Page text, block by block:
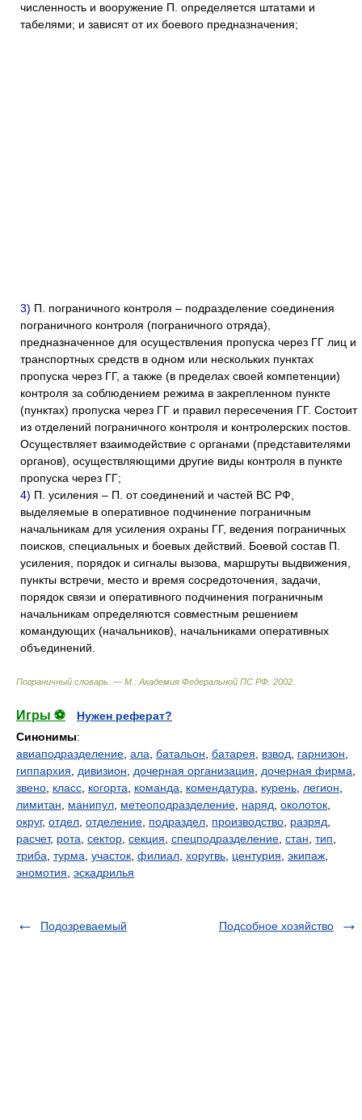
численность и вооружение П. определяется штатами и
табелями; и зависят от их боевого предназначения;
3) П. пограничного контроля – подразделение соединения
пограничного контроля (пограничного отряда),
предназначенное для осуществления пропуска через ГГ лиц и
транспортных средств в одном или нескольких пунктах
пропуска через ГГ, а также (в пределах своей компетенции)
контроля за соблюдением режима в закрепленном пункте
(пунктах) пропуска через ГГ и правил пересечения ГГ. Состоит
из отделений пограничного контроля и контролерских постов.
Осуществляет взаимодействие с органами (представителями
органов), осуществляющими другие виды контроля в пункте
пропуска через ГГ;
4) П. усиления – П. от соединений и частей ВС РФ,
выделяемые в оперативное подчинение пограничным
начальникам для усиления охраны ГГ, ведения пограничных
поисков, специальных и боевых действий. Боевой состав П.
усиления, порядок и сигналы вызова, маршруты выдвижения,
пункты встречи, место и время сосредоточения, задачи,
порядок связи и оперативного подчинения пограничным
начальникам определяются совместным решением
командующих (начальников), начальниками оперативных
объединений.
Пограничный словарь. — М.: Академия Федеральной ПС РФ 2002
Игры ⚽
Нужен реферат?
Синонимы:
авиаподразделение ала батальон батарея взвод гарнизон
гиппархия
дивизион дочерная организация дочерная фирма
звено класс когорта команда комендатура курень легион
лимитан
манипул метеоподразделение наряд околоток
округ, отдел отделение подраздел производство разряд
расчет, рота сектор секция спецподразделение стан тип
триба турма участок филиал хоругвь центурия экипаж
эномотия эскадрилья
Подозреваемый Подсобное хозяйство